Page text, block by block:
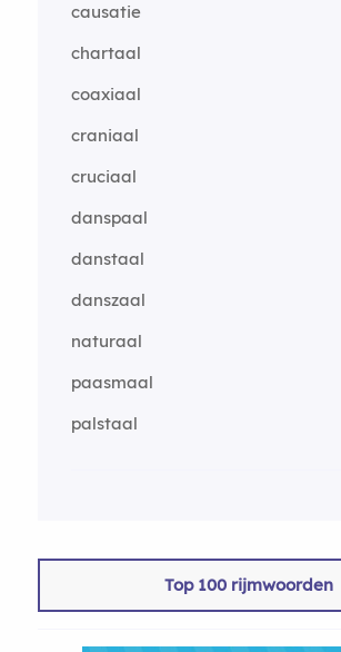
causatie
chartaal
coaxiaal
craniaal
cruciaal
danspaal
danstaal
danszaal
naturaal
paasmaal
palstaal
Top 100 rijmwoorden